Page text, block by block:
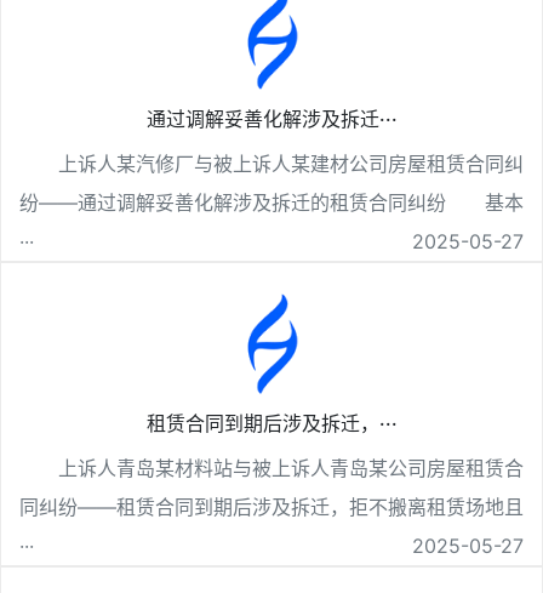
通过调解妥善化解涉及拆迁···
上诉人某汽修厂与被上诉人某建材公司房屋租赁合同纠
纷——通过调解妥善化解涉及拆迁的租赁合同纠纷 基本
···
2025-05-27
租赁合同到期后涉及拆迁，···
上诉人青岛某材料站与被上诉人青岛某公司房屋租赁合
同纠纷——租赁合同到期后涉及拆迁，拒不搬离租赁场地且
···
2025-05-27